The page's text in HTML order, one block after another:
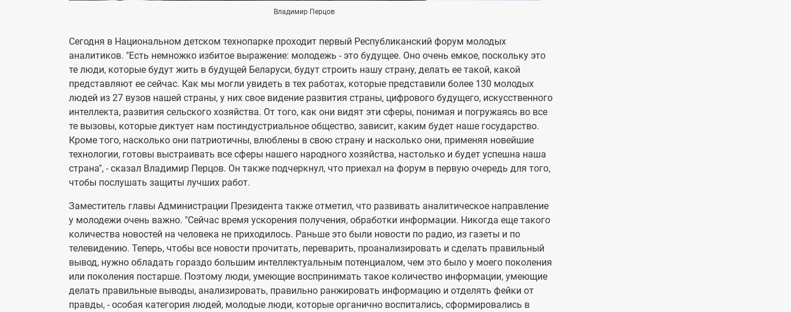
Владимир Перцов
Сегодня в Национальном детском технопарке проходит первый Республиканский форум молодых
аналитиков. "Есть немножко избитое выражение: молодежь - это будущее. Оно очень емкое, поскольку это
те люди, которые будут жить в будущей Беларуси, будут строить нашу страну, делать ее такой, какой
представляют ее сейчас. Как мы могли увидеть в тех работах, которые представили более 130 молодых
людей из 27 вузов нашей страны, у них свое видение развития страны, цифрового будущего, искусственного
интеллекта, развития сельского хозяйства. От того, как они видят эти сферы, понимая и погружаясь во все
те вызовы, которые диктует нам постиндустриальное общество, зависит, каким будет наше государство.
Кроме того, насколько они патриотичны, влюблены в свою страну и насколько они, применяя новейшие
технологии, готовы выстраивать все сферы нашего народного хозяйства, настолько и будет успешна наша
страна", - сказал Владимир Перцов. Он также подчеркнул, что приехал на форум в первую очередь для того,
чтобы послушать защиты лучших работ.
Заместитель главы Администрации Президента также отметил, что развивать аналитическое направление
у молодежи очень важно. "Сейчас время ускорения получения, обработки информации. Никогда еще такого
количества новостей на человека не приходилось. Раньше это были новости по радио, из газеты и по
телевидению. Теперь, чтобы все новости прочитать, переварить, проанализировать и сделать правильный
вывод, нужно обладать гораздо большим интеллектуальным потенциалом, чем это было у моего поколения
или поколения постарше. Поэтому люди, умеющие воспринимать такое количество информации, умеющие
делать правильные выводы, анализировать, правильно ранжировать информацию и отделять фейки от
правды, - особая категория людей, молодые люди, которые органично воспитались, сформировались в